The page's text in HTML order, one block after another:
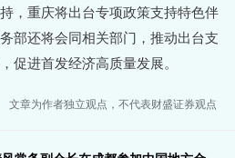
，重庆将出台专项政策支持特色伴
部还将会同相关部门，推动出台支
促进首发经济高质量发展。
文章为作者独立观点，不代表财盛证券观点